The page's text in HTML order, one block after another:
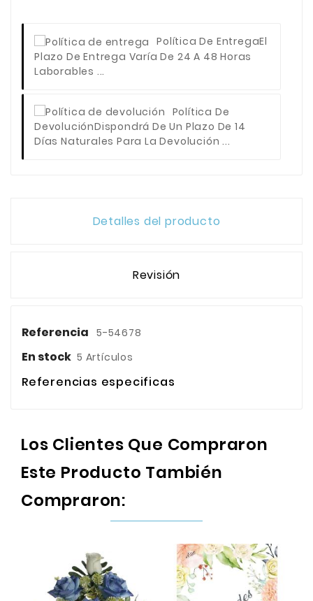
Política De EntregaEl
Plazo De Entrega Varía De 24 A 48 Horas
Laborables ...
Política De
DevoluciónDispondrá De Un Plazo De 14
Días Naturales Para La Devolución ...
Detalles del producto
Revisión
Referencia 5-54678
En stock 5 Artículos
Referencias especificas
Los Clientes Que Compraron
Este Producto También
Compraron: